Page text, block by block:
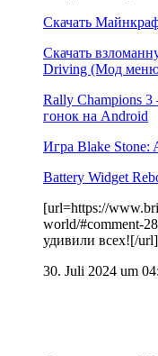
Скачать
Скачать
Driving (Мод
Rally Champions
гонок на Android
Игра Blake Stone:
Battery Widget
[url=https://
world/#comment-
удивили всех![/
30. Juli 2024 um